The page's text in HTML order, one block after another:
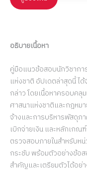
อธิบายเนื้อหา
คู่มือแนวข้อสอบนักวิชากา
แห่งชาติ อัปเดตล่าสุดนี้ ไ
กล่าว โดยเนื้อหาครอบคลุ
ศาสนาแห่งชาติและกฎห
จ้างและการบริหารพัสดุภ
เบิกจ่ายเงิน และหลักเก
ตรวจสอบภายในสำหรับห
กระชับ พร้อมตัวอย่างข้อส
สำคัญและเตรียมตัวได้อย่